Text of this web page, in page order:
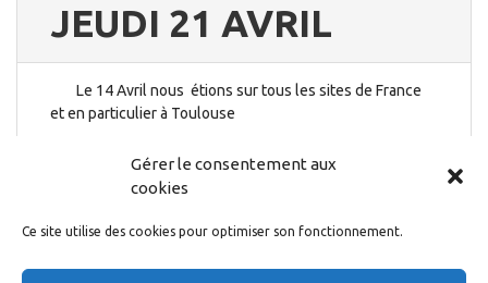
Gérer le consentement aux
cookies
Ce site utilise des cookies pour optimiser son fonctionnement.
JEUDI 21 AVRIL
Le 14 Avril nous étions sur tous les sites de France
et en particulier à Toulouse